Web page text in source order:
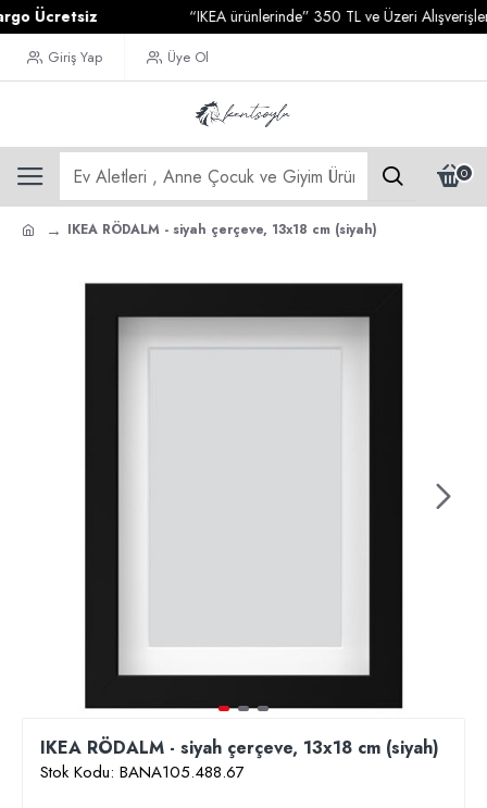
Ücretsiz “IKEA ürünlerinde” 350 TL ve Üzeri
Giriş Yap Üye Ol
0
IKEA RÖDALM - siyah çerçeve, 13x18 cm (siyah)
IKEA RÖDALM - siyah çerçeve, 13x18 cm (siyah)
Stok Kodu: BANA105.488.67